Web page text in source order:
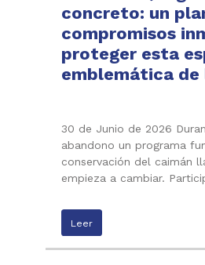
concreto: un
compromisos
proteger esta
emblemática de
30 de Junio de 2026
abandono un programa
conservación del caimán
empieza a cambiar.
Leer